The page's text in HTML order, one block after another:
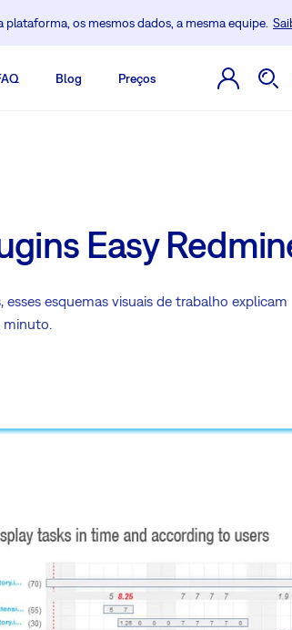
plataforma, os mesmos dados, a mesma equipe.
Blog Preços
Easy
esses esquemas visuais de trabalho explicam
minuto.